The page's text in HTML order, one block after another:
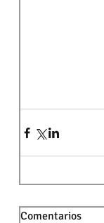
Comentarios